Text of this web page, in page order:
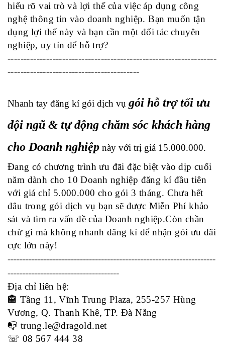
hiểu rõ vai trò và lợi thế của việc áp dụng công
nghệ thông tin vào doanh nghiệp. Bạn muốn tận
dụng lợi thế này và bạn cần một đối tác chuyên
nghiệp, uy tín để hỗ trợ?
-----------------------------------------------------------------
-----------------------------------------
Nhanh tay đăng kí gói dịch vụ gói hỗ trợ tối ưu
đội ngũ & tự động chăm sóc khách hàng
cho Doanh nghiệp này với trị giá 15.000.000.
Đang có chương trình ưu đãi đặc biệt vào dịp cuối
năm dành cho 10 Doanh nghiệp đăng kí đầu tiên
với giá chỉ 5.000.000 cho gói 3 tháng. Chưa hết
đâu trong gói dịch vụ bạn sẽ được Miễn Phí khảo
sát và tìm ra vấn đề của Doanh nghiệp.Còn chần
chừ gì mà không nhanh đăng kí để nhận gói ưu đãi
cực lớn này!
---------------------------------------------------------------------
-------------------------------------
Địa chỉ liên hệ:
🏤 Tầng 11, Vĩnh Trung Plaza, 255-257 Hùng
Vương, Q. Thanh Khê, TP. Đà Nẵng
📭 trung.le@dragold.net
☏ 08 567 444 38